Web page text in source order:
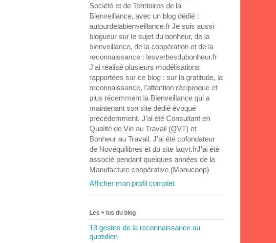
Société et de Territoires de la
Bienveillance, avec un blog dédié :
autourdelabienveillance.fr Je suis aussi
blogueur sur le sujet du bonheur, de la
bienveillance, de la coopération et de la
reconnaissance : lesverbesdubonheur.fr
J'ai réalisé plusieurs modélisations
rapportées sur ce blog : sur la gratitude, la
reconnaissance, l'attention réciproque et
plus récemment la Bienveillance qui a
maintenant son site dédié évoqué
précédemment. J'ai été Consultant en
Qualité de Vie au Travail (QVT) et
Bonheur au Travail. J'ai été cofondateur
de Novéquilibres et du site laqvt.frJ'ai été
associé pendant quelques années de la
Manufacture coopérative (Manucoop)
Afficher mon profil complet
Les + lus du blog
13 gestes de la reconnaissance au
quotidien